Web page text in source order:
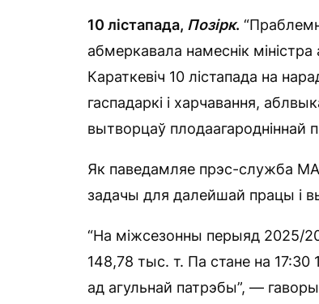
10 лістапада, Позірк.
абмеркавала намеснік
Караткевіч 10 лістапада на
гаспадаркі і харчавання,
вытворцаў плодаагародніннай
Як паведамляе прэс-служба
задачы для далейшай працы і
“На міжсезонны перыяд 2025/
148,78 тыс. т. Па стане на 17:30
ад агульнай патрэбы”, —